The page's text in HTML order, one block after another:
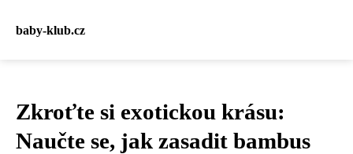
baby-klub.cz
Zkroťte si exotickou krásu:
Naučte se, jak zasadit bambus